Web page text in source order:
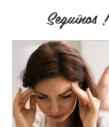
Seguínos !